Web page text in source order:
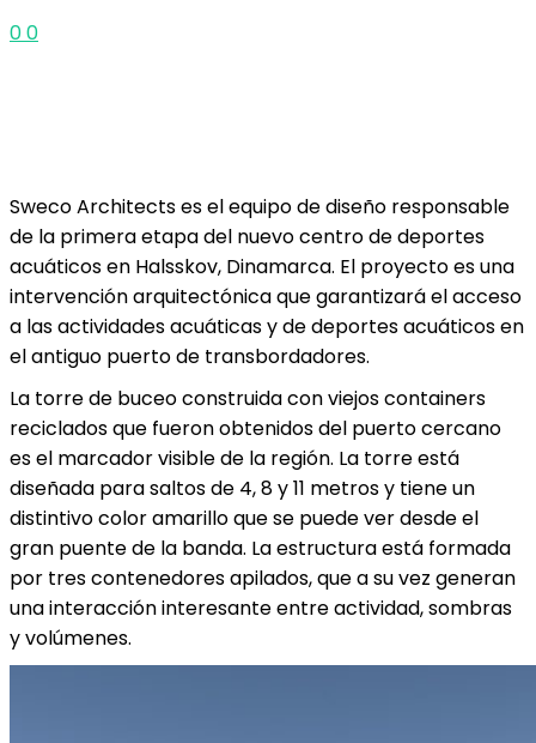
00
Sweco Architects es el equipo de diseño responsable
de la primera etapa del nuevo centro de deportes
acuáticos en Halsskov, Dinamarca. El proyecto es una
intervención arquitectónica que garantizará el acceso
a las actividades acuáticas y de deportes acuáticos en
el antiguo puerto de transbordadores.
La torre de buceo construida con viejos containers
reciclados que fueron obtenidos del puerto cercano
es el marcador visible de la región. La torre está
diseñada para saltos de 4, 8 y 11 metros y tiene un
distintivo color amarillo que se puede ver desde el
gran puente de la banda. La estructura está formada
por tres contenedores apilados, que a su vez generan
una interacción interesante entre actividad, sombras
y volúmenes.